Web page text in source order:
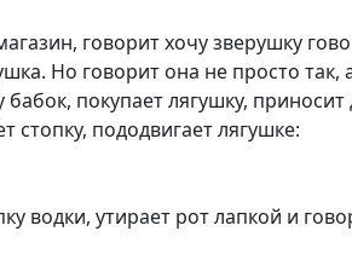
говорит хочу зверушку
Но говорит она не просто так,
покупает лягушку,
стопку, пододвигает лягушке:
водки, утирает рот лапкой и